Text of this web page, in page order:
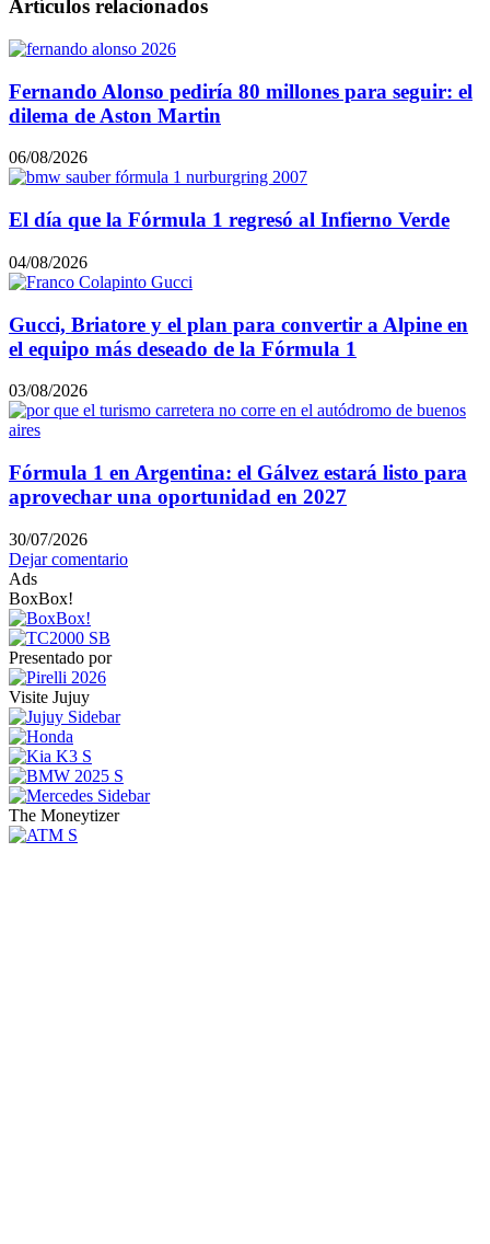
Artículos relacionados
Fernando Alonso pediría 80 millones para seguir: el
dilema de Aston Martin
06/08/2026
El día que la Fórmula 1 regresó al Infierno Verde
04/08/2026
Gucci, Briatore y el plan para convertir a Alpine en
el equipo más deseado de la Fórmula 1
03/08/2026
Fórmula 1 en Argentina: el Gálvez estará listo para
aprovechar una oportunidad en 2027
30/07/2026
Dejar comentario
Ads
BoxBox!
Presentado por
Visite Jujuy
The Moneytizer